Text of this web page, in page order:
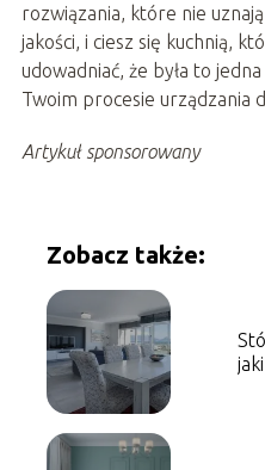
rozwiązania, które nie
jakości, i ciesz się kuchnią,
udowadniać, że była to
Twoim procesie urządzania
Artykuł sponsorowany
Zobacz także: